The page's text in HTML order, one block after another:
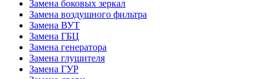
Замена боковых зеркал
Замена воздушного фильтра
Замена ВУТ
Замена ГБЦ
Замена генератора
Замена глушителя
Замена ГУР